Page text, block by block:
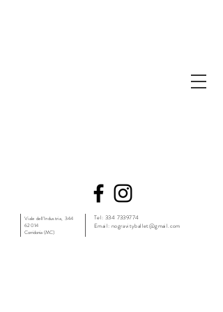
Viale dell'Industria, 344
62014
Corridonia (MC)
Tel: 334 7339774
Email: nogravityballet@gmail.com